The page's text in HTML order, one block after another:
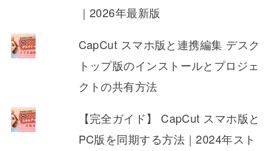
｜2026年最新版
CapCut スマホ版と連携編集 デスク
トップ版のインストールとプロジェ
クトの共有方法
【完全ガイド】 CapCut スマホ版と
PC版を同期する方法｜2024年スト